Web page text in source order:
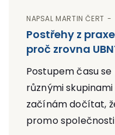
NAPSAL MARTIN ČERT
Postřehy z
proč zrovna
Postupem času
různými
začínám dočítat,
promo